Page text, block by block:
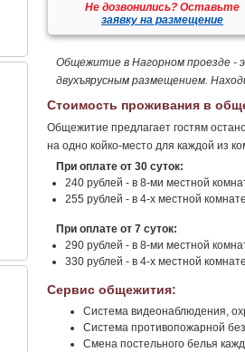
Не дозвонились? Оставьте
заявку на размещение
Общежитие в Нагорном проезде -
двухъярусным размещением.
Стоимость проживания в
Общежитие предлагает гостям
на одно койко-место для каждой из
При оплате от 30 суток:
240 рублей - в 8-ми местной
255 рублей - в 4-х местной
При оплате от 7 суток:
290 рублей - в 8-ми местной
330 рублей - в 4-х местной
Сервис общежития:
Система видеонаблюдения,
Система противопожарной
Смена постельного белья